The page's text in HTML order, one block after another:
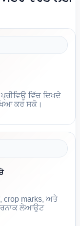
ਵਿੱਚ ਦਿਖਦੇ
ਕਰ ਸਕੋ।
crop marks, ਅਤੇ
ਲੇਆਉਟ